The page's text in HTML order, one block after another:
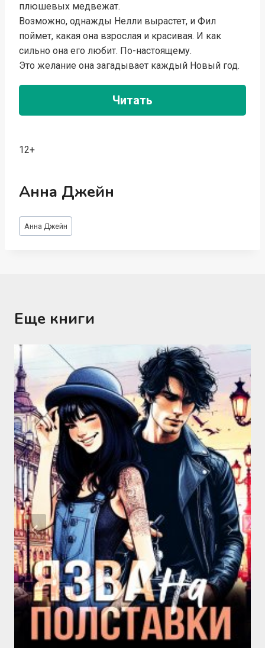
плюшевых медвежат.
Возможно, однажды Нелли вырастет, и Фил
поймет, какая она взрослая и красивая. И как
сильно она его любит. По-настоящему.
Это желание она загадывает каждый Новый год.
Читать
12+
Анна Джейн
Метки
записи:
Анна Джейн
Еще книги